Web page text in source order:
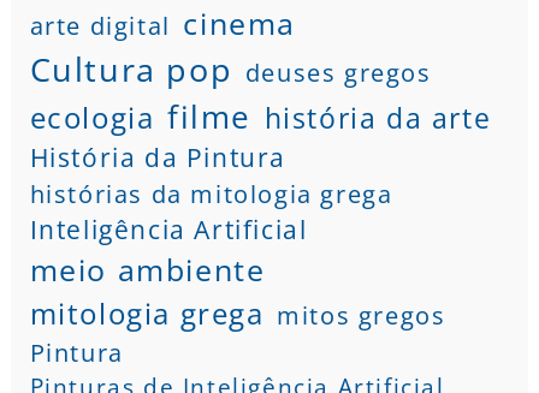
arte digital cinema
Cultura pop deuses gregos
ecologia filme história da arte
História da Pintura
histórias da mitologia grega
Inteligência Artificial
meio ambiente
mitologia grega mitos gregos
Pintura
Pinturas de Inteligência Artificial